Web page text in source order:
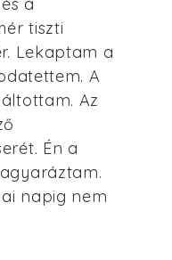
a
tiszti
Lekaptam a
A
Az
Én a
napig nem